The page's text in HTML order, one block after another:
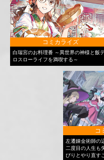
コミカライズ
白瑞宮のお料理番 ～異世界の神様と飯テ
ロスローライフを満喫する～
コ
左遷錬金術師の
二度目の人生も
びりとやり直す